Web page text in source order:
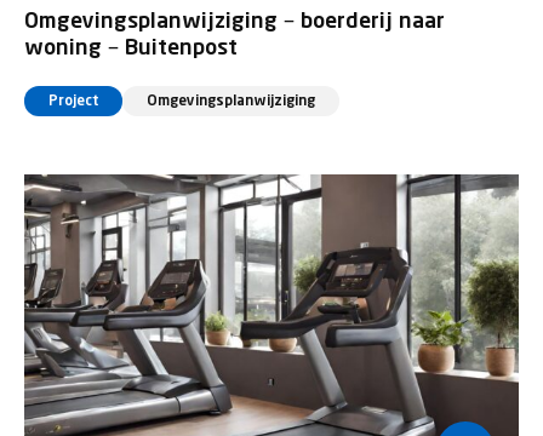
Omgevingsplanwijziging – boerderij naar
woning – Buitenpost
Project Omgevingsplanwijziging